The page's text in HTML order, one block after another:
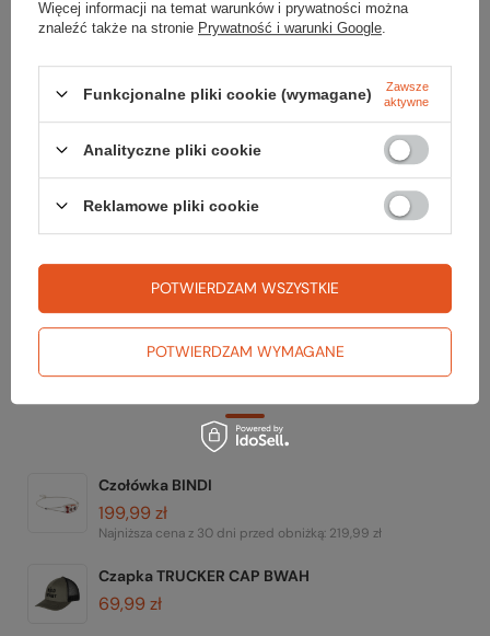
Sprawdź
czy masz wszystko
TWOJA LISTA SPRZĘTOWA
Zerknij też na to:
Czołówka BINDI
199,99 zł
Najniższa cena z 30 dni przed obniżką: 219,99 zł
Czapka TRUCKER CAP BWAH
69,99 zł
Więcej informacji na temat warunków i prywatności można
znaleźć także na stronie Prywatność i warunki Google
Funkcjonalne pliki cookie (wymagane)
Zawsze
aktywne
Analityczne pliki cookie
Reklamowe pliki cookie
POTWIERDZAM WYMAGANE
POTWIERDZAM WSZYSTKIE